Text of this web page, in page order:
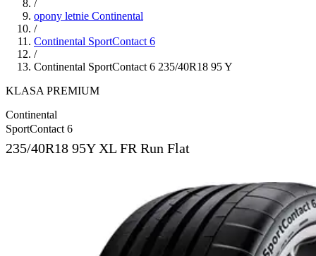
/
opony letnie Continental
/
Continental SportContact 6
/
Continental SportContact 6 235/40R18 95 Y
KLASA PREMIUM
Continental
SportContact 6
235/40R18 95Y XL FR Run Flat